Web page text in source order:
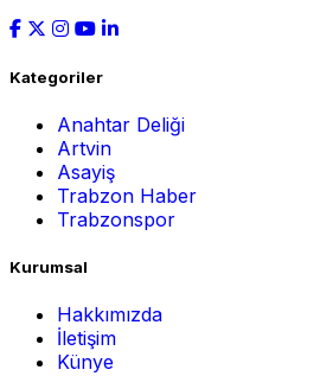
Kategoriler
Anahtar Deliği
Artvin
Asayiş
Trabzon Haber
Trabzonspor
Kurumsal
Hakkımızda
İletişim
Künye